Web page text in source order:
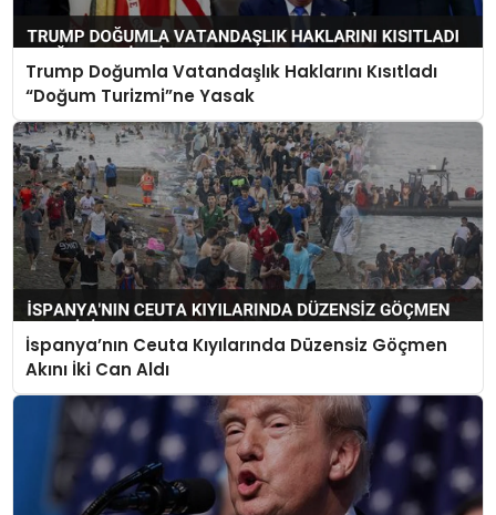
Trump Doğumla Vatandaşlık Haklarını Kısıtladı
“Doğum Turizmi”ne Yasak
İspanya’nın Ceuta Kıyılarında Düzensiz Göçmen
Akını İki Can Aldı